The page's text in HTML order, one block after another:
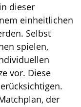
dieser
einheitlichen
Selbst
spielen,
vor. Diese
der